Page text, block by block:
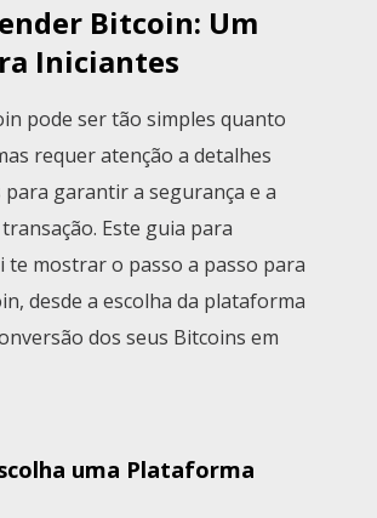
Bitcoin: Um
Iniciantes
pode ser tão simples quanto
requer atenção a detalhes
garantir a segurança e a
Este guia para
te mostrar o passo a passo para
desde a escolha da plataforma
dos seus Bitcoins em
uma Plataforma